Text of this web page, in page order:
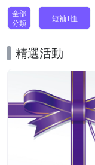
全部
分類
短袖T恤
精選活動